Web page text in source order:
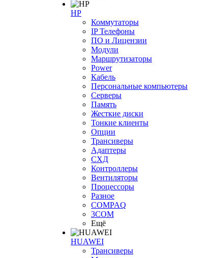
HP
Коммутаторы
IP Телефоны
ПО и Лицензии
Модули
Маршрутизаторы
Power
Кабель
Персональные компьютеры
Серверы
Память
Жесткие диски
Тонкие клиенты
Опции
Трансиверы
Адаптеры
СХД
Контроллеры
Вентиляторы
Процессоры
Разное
COMPAQ
3COM
Ещё
HUAWEI
Трансиверы